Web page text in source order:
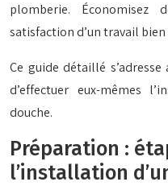
plomberie.
satisfaction d’un travail
Ce guide détaillé
d’effectuer eux-mêmes
douche.
Préparation :
l’installation